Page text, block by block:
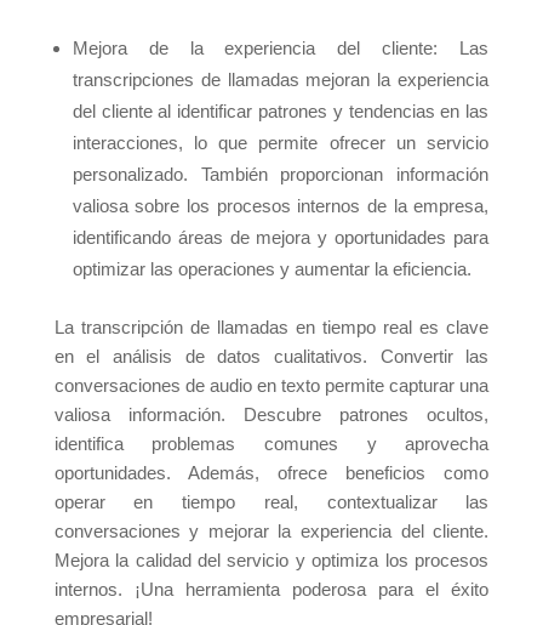
Mejora de la experiencia del cliente: Las
transcripciones de llamadas mejoran la experiencia
del cliente al identificar patrones y tendencias en las
interacciones, lo que permite ofrecer un servicio
personalizado. También proporcionan información
valiosa sobre los procesos internos de la empresa,
identificando áreas de mejora y oportunidades para
optimizar las operaciones y aumentar la eficiencia.
La transcripción de llamadas en tiempo real es clave
en el análisis de datos cualitativos. Convertir las
conversaciones de audio en texto permite capturar una
valiosa información. Descubre patrones ocultos,
identifica problemas comunes y aprovecha
oportunidades. Además, ofrece beneficios como
operar en tiempo real, contextualizar las
conversaciones y mejorar la experiencia del cliente.
Mejora la calidad del servicio y optimiza los procesos
internos. ¡Una herramienta poderosa para el éxito
empresarial!